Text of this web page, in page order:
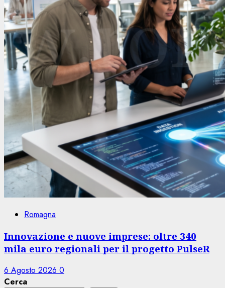
Romagna
Innovazione e nuove imprese: oltre 340
mila euro regionali per il progetto PulseR
6 Agosto 2026 0
Cerca